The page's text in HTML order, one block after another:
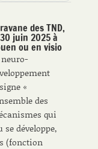
des TND,
juin 2025 à
ou en visio
neuro-
«
des
qui
développe,
(fonction